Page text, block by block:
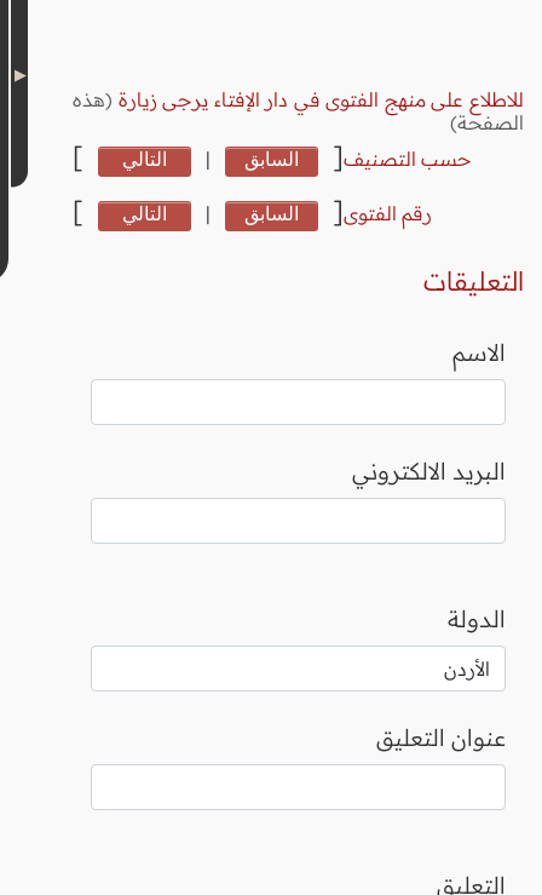
للاطلاع على منهج الفتوى في دار الإفتاء يرجى زيارة (هذه
الصفحة)
حسب التصنيف[ السابق | التالي ]
رقم الفتوى[ السابق | التالي ]
التعليقات
الاسم
البريد الالكتروني
الدولة
عنوان التعليق
التعليق